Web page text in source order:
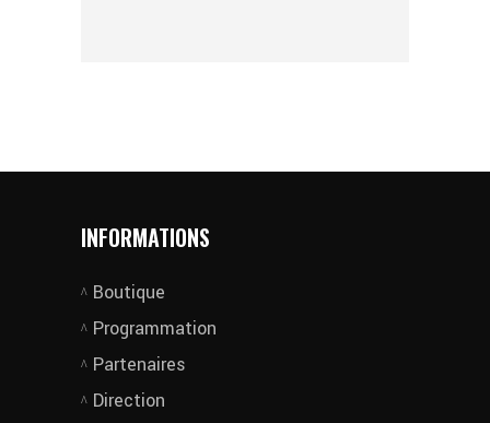
INFORMATIONS
Boutique
Programmation
Partenaires
Direction